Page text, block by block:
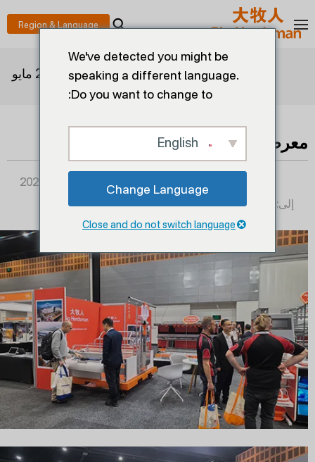
> المدونات > معرض أستراليا في 24 مايو
معرض أستراليا في 24 مايو
2024-06-01
إلى:
We've detected you might be
speaking a different language.
Do you want to change to:
English
Change Language
Close and do not switch language